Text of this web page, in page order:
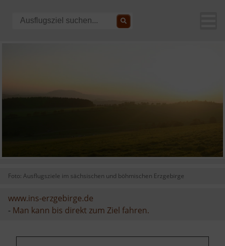
Foto: Ausflugsziele im sächsischen und böhmischen Erzgebirge
www.ins-erzgebirge.de
- Man kann bis direkt zum Ziel fahren.